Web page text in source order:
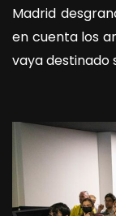
Madrid
en cuenta los
vaya destinado